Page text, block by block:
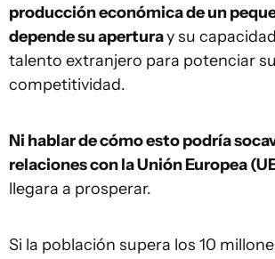
producción económica de un
depende su aperturay su
talento extranjero para potenciar su
competitividad.
Ni hablar de cómo esto podría
relaciones con la Unión Europea
llegara a prosperar.
Si la población supera los 10